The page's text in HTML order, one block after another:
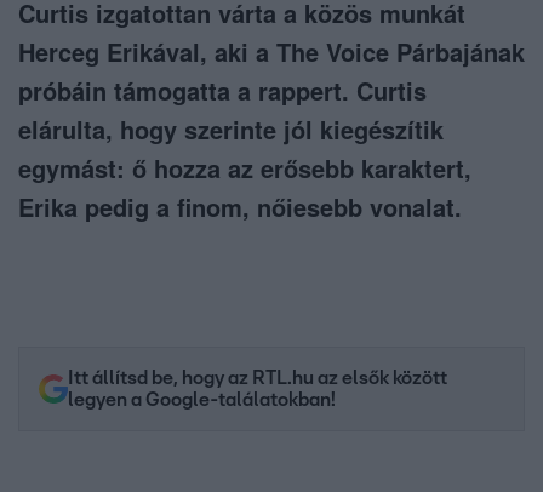
Curtis izgatottan várta a közös munkát
Herceg Erikával, aki a The Voice Párbajának
próbáin támogatta a rappert. Curtis
elárulta, hogy szerinte jól kiegészítik
egymást: ő hozza az erősebb karaktert,
Erika pedig a finom, nőiesebb vonalat.
Itt állítsd be, hogy az RTL.hu az elsők között
legyen a Google-találatokban!